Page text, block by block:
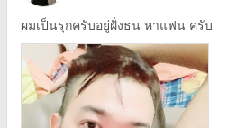
ผมเป็นรุกครับอยู่ฝั่งธน หาแฟน ครับ